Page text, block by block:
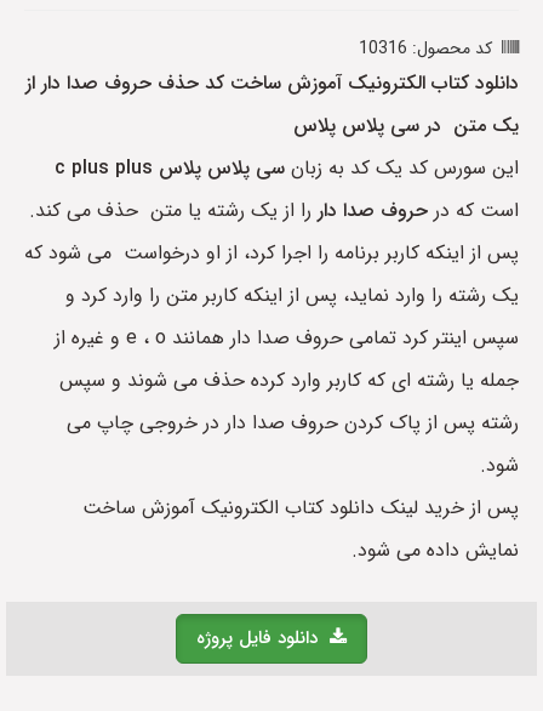
کد محصول: 10316
دانلود کتاب الکترونیک آموزش ساخت کد حذف حروف صدا دار از
یک متن در سی پلاس پلاس
این سورس کد یک کد به زبان سی پلاس پلاس c plus plus
است که در حروف صدا دار را از یک رشته یا متن حذف می کند.
پس از اینکه کاربر برنامه را اجرا کرد، از او درخواست می شود که
یک رشته را وارد نماید، پس از اینکه کاربر متن را وارد کرد و
سپس اینتر کرد تمامی حروف صدا دار همانند e ، o و غیره از
جمله یا رشته ای که کاربر وارد کرده حذف می شوند و سپس
رشته پس از پاک کردن حروف صدا دار در خروجی چاپ می
شود.
پس از خرید لینک دانلود کتاب الکترونیک آموزش ساخت
نمایش داده می شود.
دانلود فایل پروژه